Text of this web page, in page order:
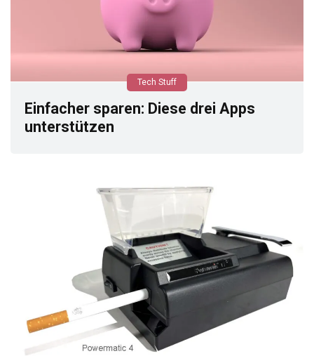
Tech Stuff
Einfacher sparen: Diese drei Apps
unterstützen